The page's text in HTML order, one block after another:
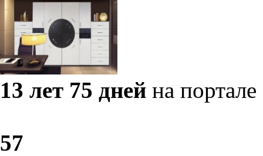
13 лет 75 дней на портале
57